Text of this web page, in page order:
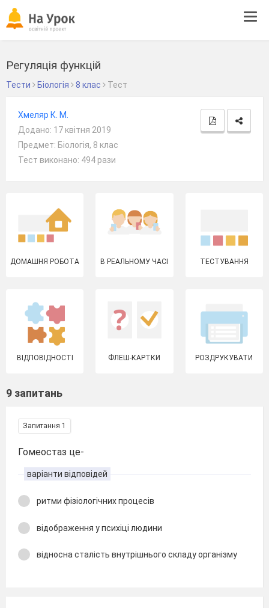
Регуляція функцій
Тести Біологія 8 клас Тест
Хмеляр К. М.
Додано: 17 квітня 2019
Предмет: Біологія, 8 клас
Тест виконано: 494 рази
ДОМАШНЯ РОБОТА В РЕАЛЬНОМУ ЧАСІ ТЕСТУВАННЯ
ВІДПОВІДНОСТІ ФЛЕШ-КАРТКИ РОЗДРУКУВАТИ
9 запитань
Запитання 1
Гомеостаз це-
варіанти відповідей
ритми фізіологічних процесів
відображення у психіці людини
відносна сталість внутрішнього складу організму